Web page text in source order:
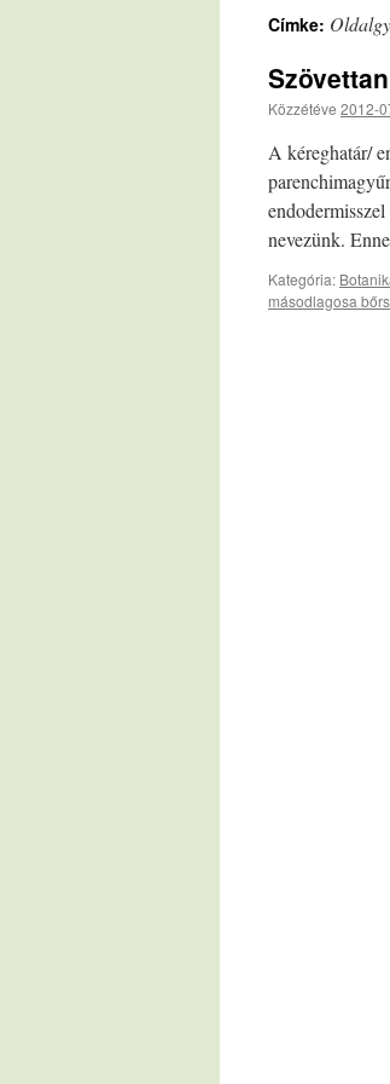
Címke:
Közzétéve 2012-
A kéreghatár/
nevezünk.
Kategória:
másodlagosa